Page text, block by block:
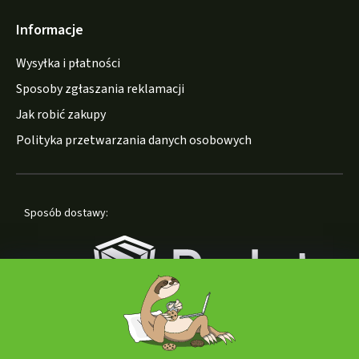
Informacje
Wysyłka i płatności
Sposoby zgłaszania reklamacji
Jak robić zakupy
Polityka przetwarzania danych osobowych
Sposób dostawy: